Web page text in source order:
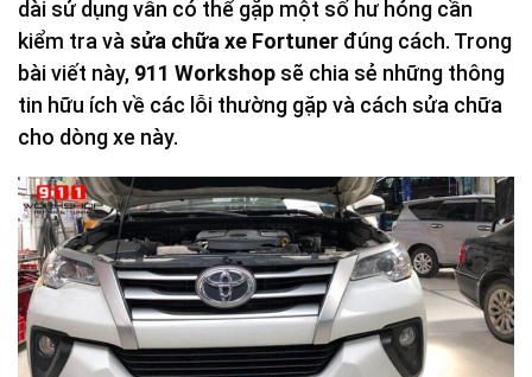
dài sử dụng vẫn có thể gặp một số hư hỏng cần
kiểm tra và sửa chữa xe Fortuner đúng cách. Trong
bài viết này, 911 Workshop sẽ chia sẻ những thông
tin hữu ích về các lỗi thường gặp và cách sửa chữa
cho dòng xe này.